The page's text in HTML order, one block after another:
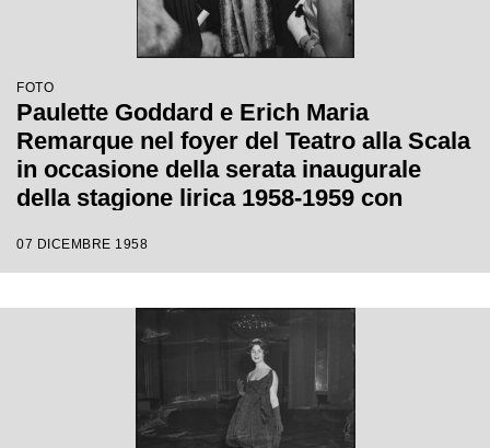
FOTO
Paulette Goddard e Erich Maria
Remarque nel foyer del Teatro alla Scala
in occasione della serata inaugurale
della stagione lirica 1958-1959 con
diretta da Antonino Votto con la regia di
07 DICEMBRE 1958